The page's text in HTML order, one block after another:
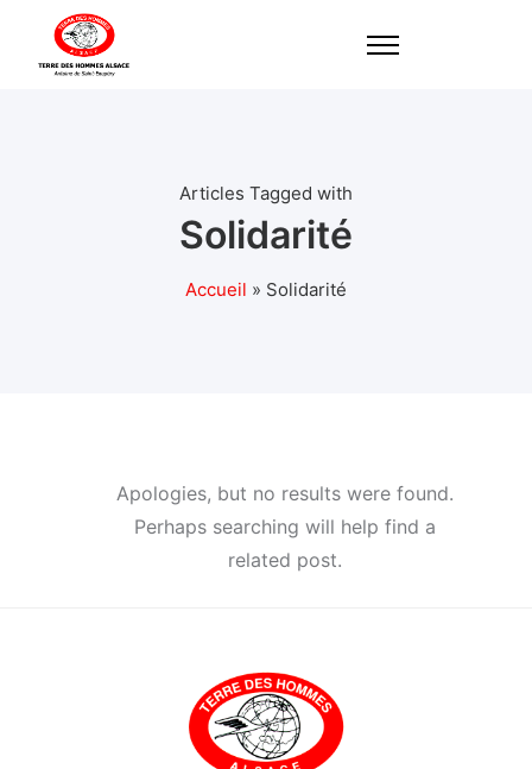
Articles Tagged with
Solidarité
Accueil » Solidarité
Apologies, but no results were found.
Perhaps searching will help find a
related post.